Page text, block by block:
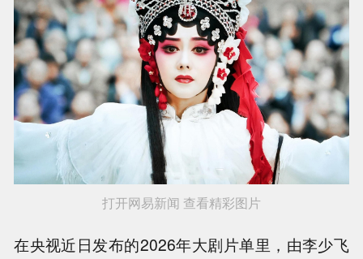
打开网易新闻 查看精彩图片
在央视近日发布的2026年大剧片单里，由李少飞